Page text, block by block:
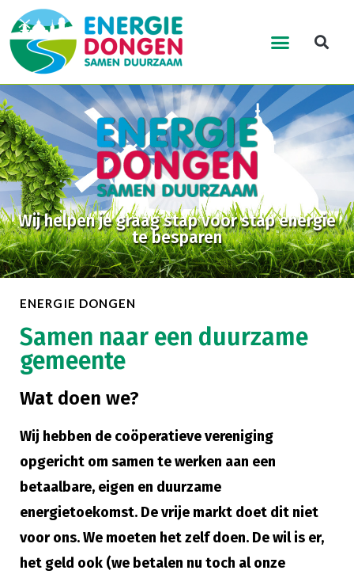
Wij helpen je graag stap voor stap energie
te besparen
ENERGIE DONGEN
Samen naar een duurzame
gemeente
Wat doen we?
Wij hebben de coöperatieve vereniging
opgericht om samen te werken aan een
betaalbare, eigen en duurzame
energietoekomst. De vrije markt doet dit niet
voor ons. We moeten het zelf doen. De wil is er,
het geld ook (we betalen nu toch al onze